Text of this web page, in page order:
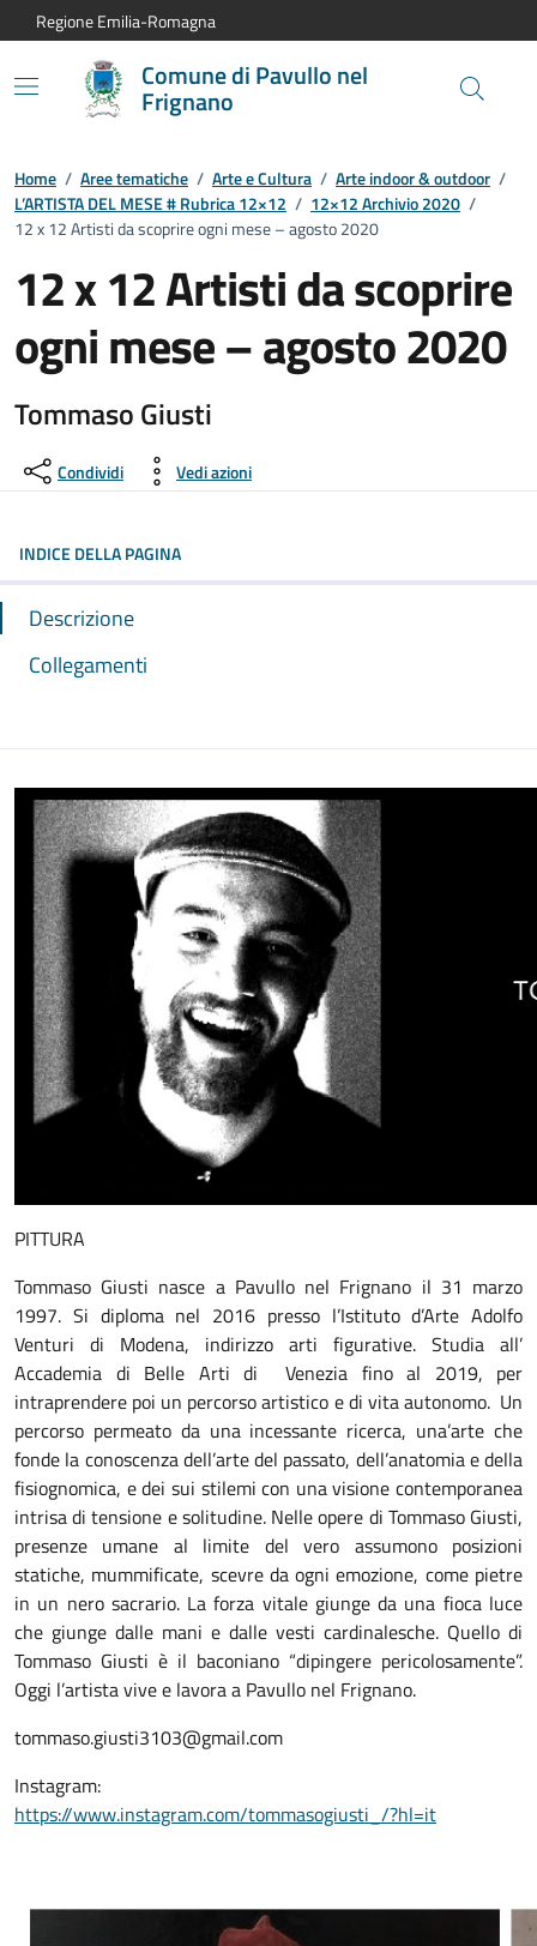
Vai al contenuto principale
Vai alla navigazione del sito
Vai al piede di pagina
Regione Emilia-Romagna
Comune di Pavullo nel
Frignano
Home / Aree tematiche / Arte e Cultura / Arte indoor & outdoor /
L’ARTISTA DEL MESE # Rubrica 12×12 / 12×12 Archivio 2020 /
12 x 12 Artisti da scoprire ogni mese – agosto 2020
12 x 12 Artisti da scoprire
ogni mese – agosto 2020
Tommaso Giusti
Condividi Vedi azioni
INDICE DELLA PAGINA
Descrizione
Collegamenti
PITTURA
Tommaso Giusti nasce a Pavullo nel Frignano il 31 marzo
1997. Si diploma nel 2016 presso l’Istituto d’Arte Adolfo
Venturi di Modena, indirizzo arti figurative. Studia all’
Accademia di Belle Arti di Venezia fino al 2019, per
intraprendere poi un percorso artistico e di vita autonomo. Un
percorso permeato da una incessante ricerca, una’arte che
fonde la conoscenza dell’arte del passato, dell’anatomia e della
fisiognomica, e dei sui stilemi con una visione contemporanea
intrisa di tensione e solitudine. Nelle opere di Tommaso Giusti,
presenze umane al limite del vero assumono posizioni
statiche, mummificate, scevre da ogni emozione, come pietre
in un nero sacrario. La forza vitale giunge da una fioca luce
che giunge dalle mani e dalle vesti cardinalesche. Quello di
Tommaso Giusti è il baconiano “dipingere pericolosamente”.
Oggi l’artista vive e lavora a Pavullo nel Frignano.
tommaso.giusti3103@gmail.com
Instagram:
https://www.instagram.com/tommasogiusti_/?hl=it